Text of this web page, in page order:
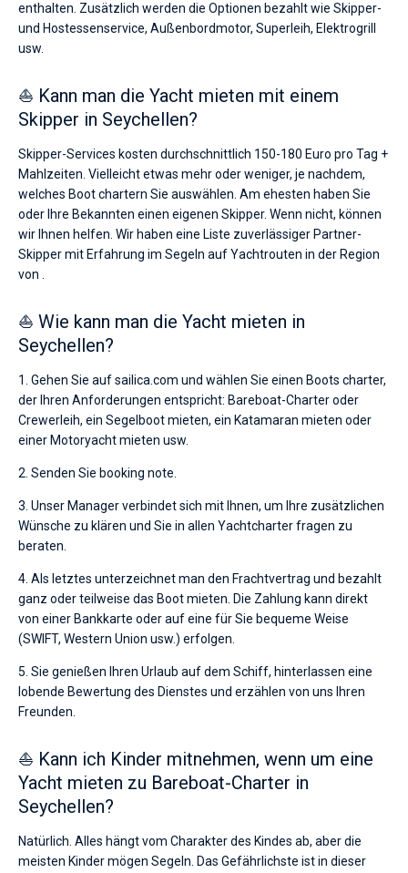
enthalten. Zusätzlich werden die Optionen bezahlt wie Skipper-
und Hostessenservice, Außenbordmotor, Superleih, Elektrogrill
usw.
⛵ Kann man die Yacht mieten mit einem
Skipper in Seychellen?
Skipper-Services kosten durchschnittlich 150-180 Euro pro Tag +
Mahlzeiten. Vielleicht etwas mehr oder weniger, je nachdem,
welches Boot chartern Sie auswählen. Am ehesten haben Sie
oder Ihre Bekannten einen eigenen Skipper. Wenn nicht, können
wir Ihnen helfen. Wir haben eine Liste zuverlässiger Partner-
Skipper mit Erfahrung im Segeln auf Yachtrouten in der Region
von .
⛵ Wie kann man die Yacht mieten in
Seychellen?
1. Gehen Sie auf sailica.com und wählen Sie einen Boots charter,
der Ihren Anforderungen entspricht: Bareboat-Charter oder
Crewerleih, ein Segelboot mieten, ein Katamaran mieten oder
einer Motoryacht mieten usw.
2. Senden Sie booking note.
3. Unser Manager verbindet sich mit Ihnen, um Ihre zusätzlichen
Wünsche zu klären und Sie in allen Yachtcharter fragen zu
beraten.
4. Als letztes unterzeichnet man den Frachtvertrag und bezahlt
ganz oder teilweise das Boot mieten. Die Zahlung kann direkt
von einer Bankkarte oder auf eine für Sie bequeme Weise
(SWIFT, Western Union usw.) erfolgen.
5. Sie genießen Ihren Urlaub auf dem Schiff, hinterlassen eine
lobende Bewertung des Dienstes und erzählen von uns Ihren
Freunden.
⛵ Kann ich Kinder mitnehmen, wenn um eine
Yacht mieten zu Bareboat-Charter in
Seychellen?
Natürlich. Alles hängt vom Charakter des Kindes ab, aber die
meisten Kinder mögen Segeln. Das Gefährlichste ist in dieser